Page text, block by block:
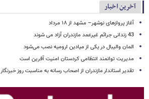
آخرین اخبار
آغاز پروازهای نوشهر– مشهد از ۱۸ مرداد
43 زندانی جرائم غیرعمد مازندران آزاد می شوند
المان والیبال در یکی از میادین ارومیه نصب می‌شود
مدیریت توانمند انتظامی کردستان امنیت آفرین است
تقدیر استاندار مازندران از اصحاب رسانه به مناسبت روز خبرنگار